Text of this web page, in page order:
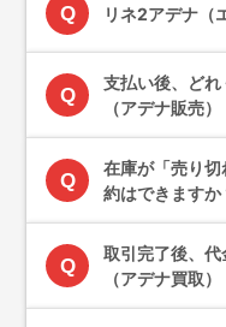
Q リネ2アデナ（
Q
支払い後、どれ
（アデナ販売）
Q
在庫が「売り
約はできますか
Q
取引完了後、
（アデナ買取）